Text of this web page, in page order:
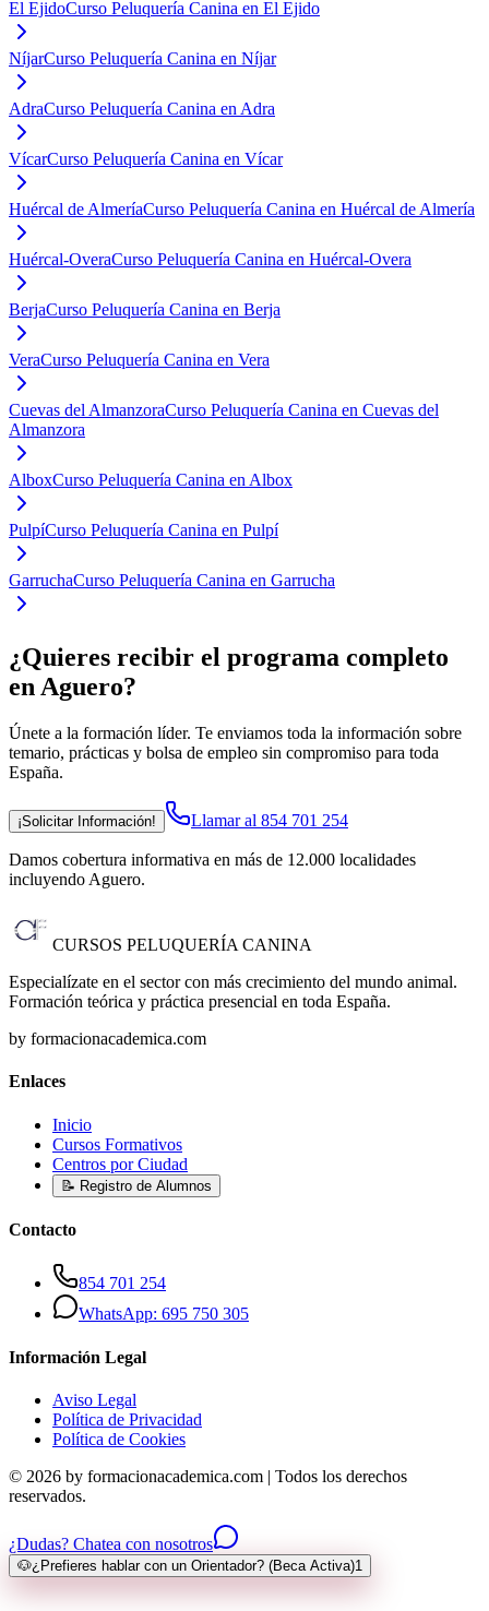
El EjidoCurso Peluquería Canina en El Ejido
NíjarCurso Peluquería Canina en Níjar
AdraCurso Peluquería Canina en Adra
VícarCurso Peluquería Canina en Vícar
Huércal de AlmeríaCurso Peluquería Canina en Huércal de Almería
Huércal-OveraCurso Peluquería Canina en Huércal-Overa
BerjaCurso Peluquería Canina en Berja
VeraCurso Peluquería Canina en Vera
Cuevas del AlmanzoraCurso Peluquería Canina en Cuevas del
Almanzora
AlboxCurso Peluquería Canina en Albox
PulpíCurso Peluquería Canina en Pulpí
GarruchaCurso Peluquería Canina en Garrucha
¿Quieres recibir el programa completo
en Aguero?
Únete a la formación líder. Te enviamos toda la información sobre
temario, prácticas y bolsa de empleo sin compromiso para toda
España.
¡Solicitar Información! Llamar al 854 701 254
Damos cobertura informativa en más de 12.000 localidades
incluyendo Aguero.
CURSOS PELUQUERÍA CANINA
Especialízate en el sector con más crecimiento del mundo animal.
Formación teórica y práctica presencial en toda España.
by formacionacademica.com
Enlaces
Inicio
Cursos Formativos
Centros por Ciudad
📝 Registro de Alumnos
Contacto
854 701 254
WhatsApp: 695 750 305
Información Legal
Aviso Legal
Política de Privacidad
Política de Cookies
© 2026 by formacionacademica.com | Todos los derechos
reservados.
¿Dudas? Chatea con nosotros
🐶¿Prefieres hablar con un Orientador? (Beca Activa)1